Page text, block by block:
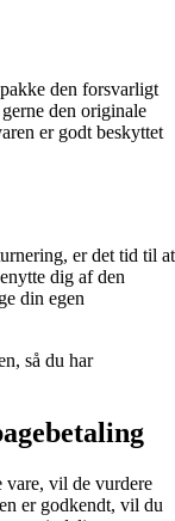
den forsvarligt
den originale
er godt beskyttet
er det tid til at
dig af den
din egen
så du har
vare, vil de vurdere
er godkendt, vil du